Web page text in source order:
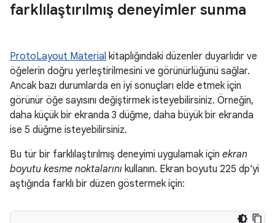
farklılaştırılmış deneyimler sunma
ProtoLayout Material kitaplığındaki düzenler duyarlıdır ve
öğelerin doğru yerleştirilmesini ve görünürlüğünü sağlar.
Ancak bazı durumlarda en iyi sonuçları elde etmek için
görünür öğe sayısını değiştirmek isteyebilirsiniz. Örneğin,
daha küçük bir ekranda 3 düğme, daha büyük bir ekranda
ise 5 düğme isteyebilirsiniz.
Bu tür bir farklılaştırılmış deneyimi uygulamak için ekran
boyutu kesme noktalarını kullanın. Ekran boyutu 225 dp'yi
aştığında farklı bir düzen göstermek için: